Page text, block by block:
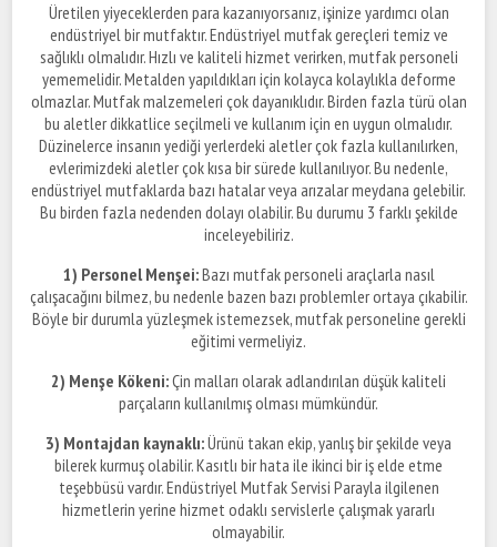
Üretilen yiyeceklerden para kazanıyorsanız, işinize yardımcı olan
endüstriyel bir mutfaktır. Endüstriyel mutfak gereçleri temiz ve
sağlıklı olmalıdır. Hızlı ve kaliteli hizmet verirken, mutfak personeli
yememelidir. Metalden yapıldıkları için kolayca kolaylıkla deforme
olmazlar. Mutfak malzemeleri çok dayanıklıdır. Birden fazla türü olan
bu aletler dikkatlice seçilmeli ve kullanım için en uygun olmalıdır.
Düzinelerce insanın yediği yerlerdeki aletler çok fazla kullanılırken,
evlerimizdeki aletler çok kısa bir sürede kullanılıyor. Bu nedenle,
endüstriyel mutfaklarda bazı hatalar veya arızalar meydana gelebilir.
Bu birden fazla nedenden dolayı olabilir. Bu durumu 3 farklı şekilde
inceleyebiliriz.
1) Personel Menşei:Bazı mutfak personeli araçlarla nasıl
çalışacağını bilmez, bu nedenle bazen bazı problemler ortaya çıkabilir.
Böyle bir durumla yüzleşmek istemezsek, mutfak personeline gerekli
eğitimi vermeliyiz.
2) Menşe Kökeni:Çin malları olarak adlandırılan düşük kaliteli
parçaların kullanılmış olması mümkündür.
3) Montajdan kaynaklı:Ürünü takan ekip, yanlış bir şekilde veya
bilerek kurmuş olabilir. Kasıtlı bir hata ile ikinci bir iş elde etme
teşebbüsü vardır. Endüstriyel Mutfak Servisi Parayla ilgilenen
hizmetlerin yerine hizmet odaklı servislerle çalışmak yararlı
olmayabilir.